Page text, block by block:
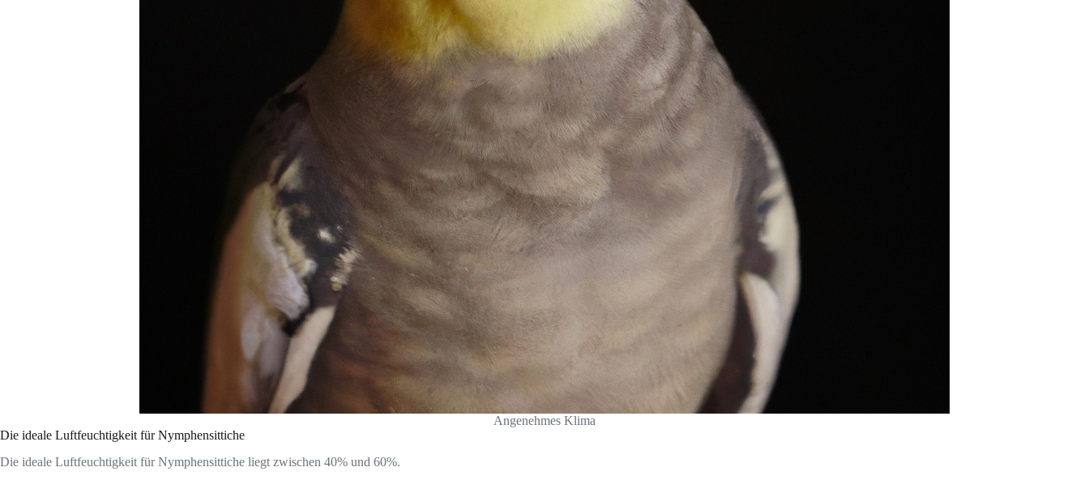
Angenehmes Klima
Die ideale Luftfeuchtigkeit für Nymphensittiche
Die ideale Luftfeuchtigkeit für Nymphensittiche liegt zwischen 40% und 60%.